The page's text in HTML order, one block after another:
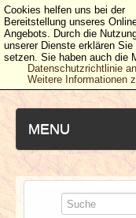
MENU
NEUESTE
Cookies helfen uns bei der
Bereitstellung unseres
Angebots. Durch die
unserer Dienste erklären
setzen. Sie haben auch die
Datenschutzrichtlinie
Weitere Informationen